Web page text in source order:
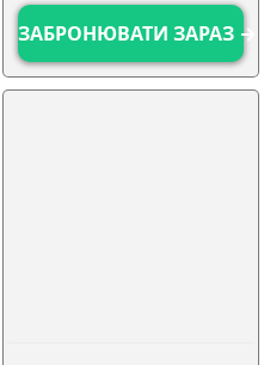
ЗАБРОНЮВАТИ ЗАРАЗ →